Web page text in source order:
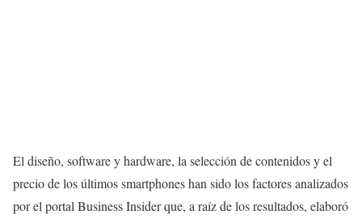
El diseño, software y hardware, la selección de contenidos y el
precio de los últimos smartphones han sido los factores analizados
por el portal Business Insider que, a raíz de los resultados, elaboró